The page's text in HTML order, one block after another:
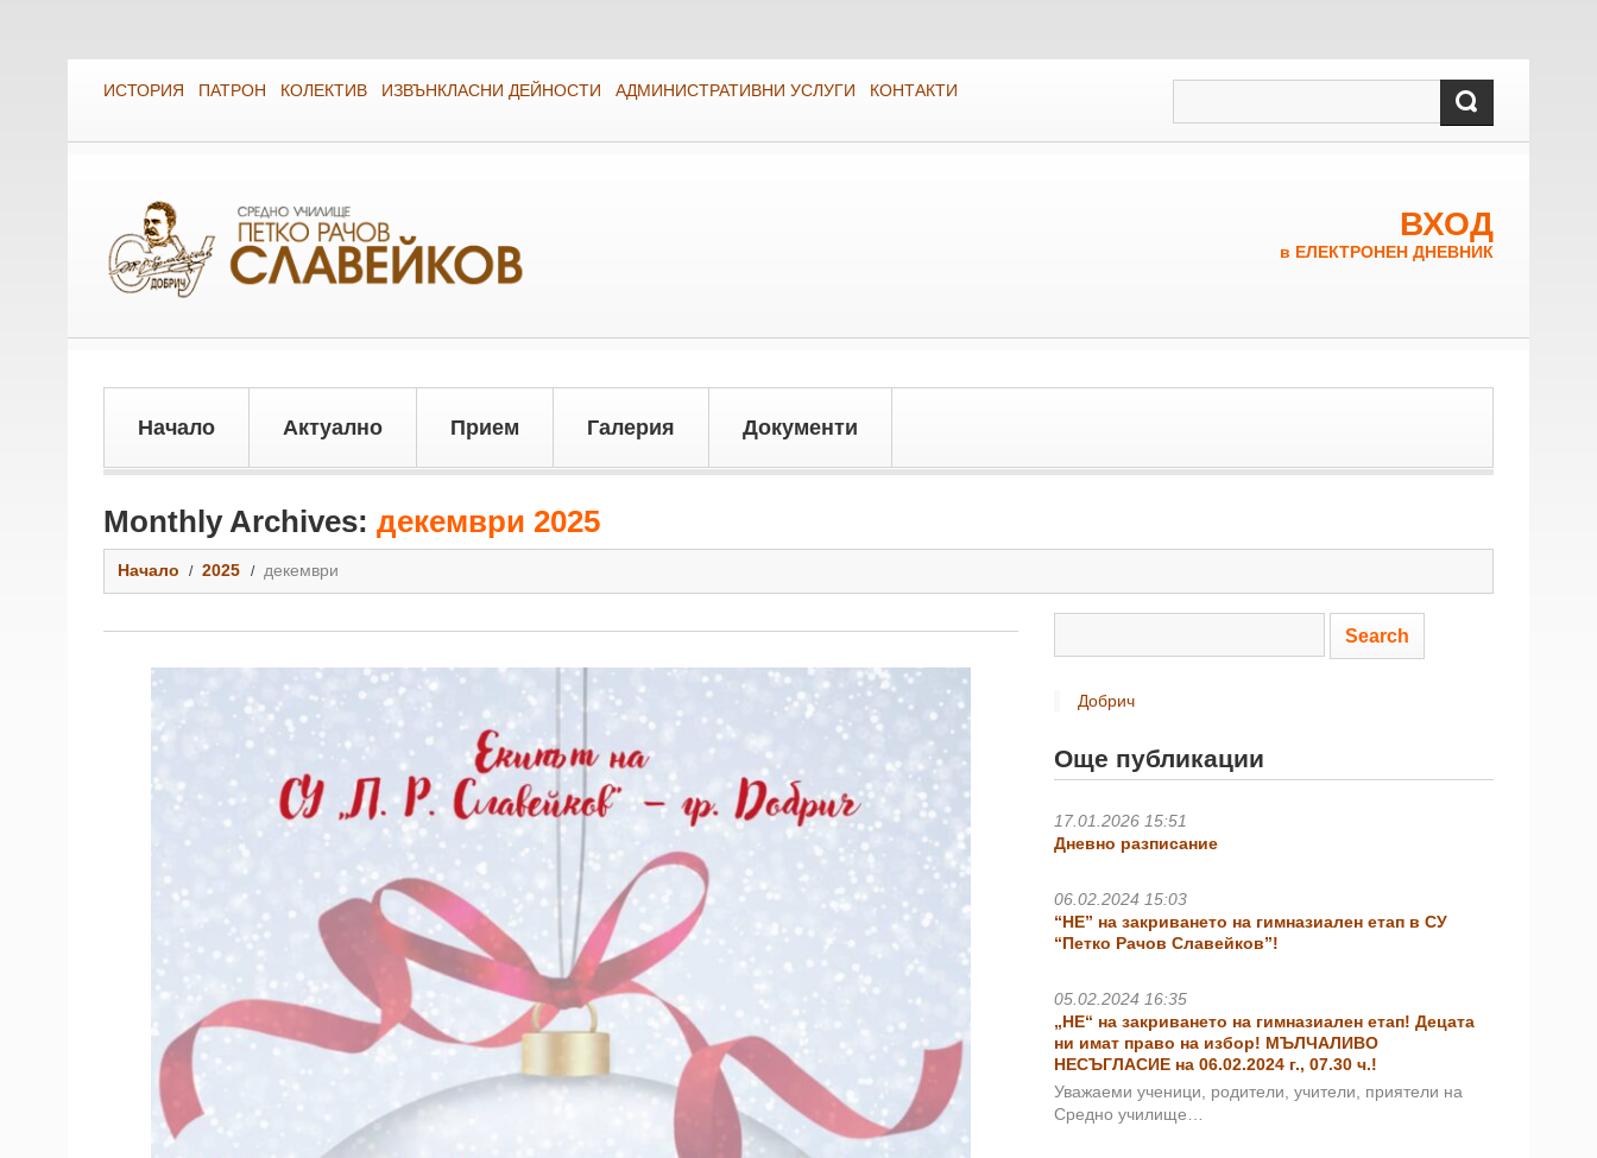
ИСТОРИЯ ПАТРОН КОЛЕКТИВ ИЗВЪНКЛАСНИ ДЕЙНОСТИ АДМИНИСТРАТИВНИ УСЛУГИ КОНТАКТИ
ВХОД
в ЕЛЕКТРОНЕН ДНЕВНИК
Начало Актуално Прием Галерия Документи
Monthly Archives: декември 2025
Начало 2025 декември
Добрич
Още публикации
17.01.2026 15:51
Дневно разписание
06.02.2024 15:03
“НЕ” на закриването на гимназиален етап в СУ
“Петко Рачов Славейков”!
05.02.2024 16:35
„НЕ“ на закриването на гимназиален етап! Децата
ни имат право на избор! МЪЛЧАЛИВО
НЕСЪГЛАСИЕ на 06.02.2024 г., 07.30 ч.!
Уважаеми ученици, родители, учители, приятели на
Средно училище…